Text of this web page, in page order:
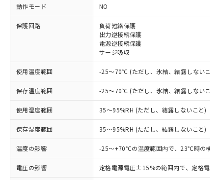
動作モード NO
保護回路
負荷短絡保護
出力逆接続保護
電源逆接続保護
サージ吸収
使用温度範囲 -25～70℃ (ただし、氷結、結露しないこと)
保存温度範囲 -25～70℃ (ただし、氷結、結露しないこと)
使用湿度範囲 35～95%RH (ただし、結露しないこと)
保存湿度範囲 35～95%RH (ただし、結露しないこと)
温度の影響 -25～+70℃の温度範囲内で、23℃時の検
電圧の影響 定格電源電圧±15%の範囲内で、定格電
ご利用条件
以下の条件をお読みいただき、同意のうえ
ご利用ください。
本サービスは、当社制御機器事業取扱
商品の当社在庫状況および標準価格
(税抜)を提供させていただくもので
当社制御機器事業取扱商品の中には、
本サービスの対象外となる商品もある
ことをご了承ください。
対応済み：EU RoHS指令（10物質）の
非含有に対応した製品が提供可能な商品で
対応予定：EU RoHS指令（10物質）の非含
有に対応した製品に切り替える予定のある
商品です。
対応予定なし：EU RoHS指令（10物質）の
非含有に非対応の商品で、対応品を出す予
定はありません。
調査・確認中：EU RoHS指令（10物質）の
非含有の対応状況を調査中または確認中の
商品です。
非該当品：ライセンス料など無形物で、有
害物質有無と関係のない商品です。
いたものが、含有品と判明した場合などや
※1 中国RoHS○×表
「○」：最大均質材料含有率が中国RoHSの
基準値以下であることを示します。
「×」：最大均質材料含有率が中国RoHSの
基準値を超えていることを示します。